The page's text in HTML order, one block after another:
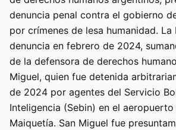
denuncia penal contra el gobierno
por crímenes de lesa humanidad. La
denuncia en febrero de 2024,
de la defensora de derechos
Miguel, quien fue detenida
de 2024 por agentes del Servicio
Inteligencia (Sebin) en el
Maiquetía. San Miguel fue